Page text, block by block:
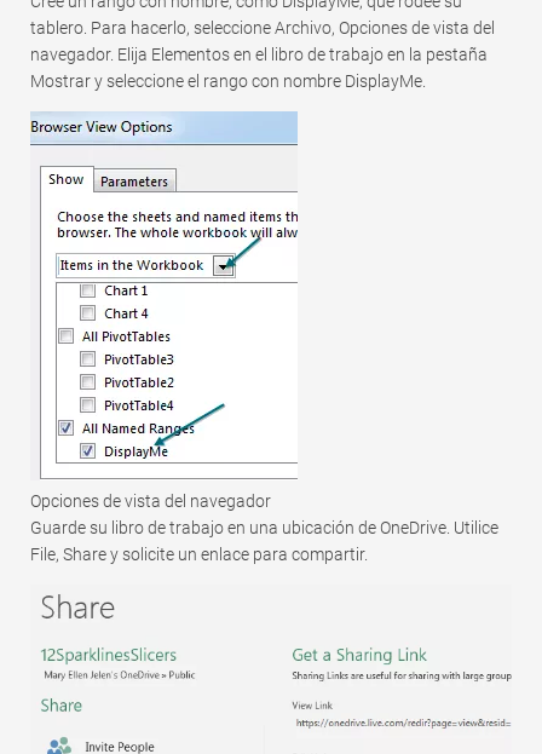
Tabla dinámica
Rápido
tablero. Para hacerlo, seleccione Archivo, Opciones de vista del
navegador. Elija Elementos en el libro de trabajo en la pestaña
Mostrar y seleccione el rango con nombre DisplayMe.
Opciones de vista del navegador
Guarde su libro de trabajo en una ubicación de OneDrive. Utilice
File, Share y solicite un enlace para compartir.